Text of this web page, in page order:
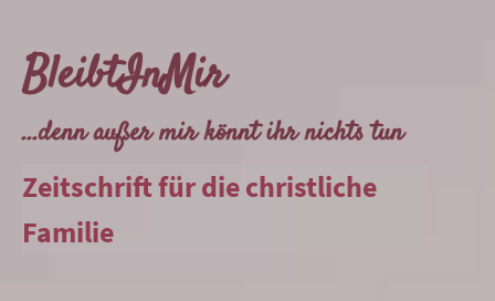
BleibtInMir
...denn außer mir könnt ihr nichts tun
Zeitschrift für die christliche
Familie